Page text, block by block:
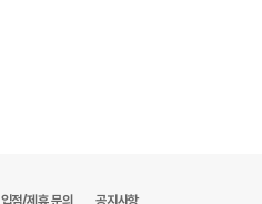
입점/제휴 문의 공지사항